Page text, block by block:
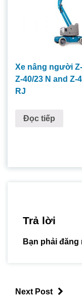
Xe nâng người
Z-40/23 N and Z-
RJ
Đọc tiếp
Trả lời
Bạn phải đăng
Next Post